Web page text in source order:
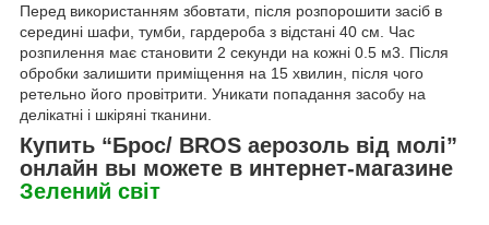
Перед використанням збовтати, після розпорошити засіб в
середині шафи, тумби, гардероба з відстані 40 см. Час
розпилення має становити 2 секунди на кожні 0.5 м3. Після
обробки залишити приміщення на 15 хвилин, після чого
ретельно його провітрити. Уникати попадання засобу на
делікатні і шкіряні тканини.
Купить “Брос/ BROS аерозоль від молі”
онлайн вы можете в интернет-магазине
Зелений світ